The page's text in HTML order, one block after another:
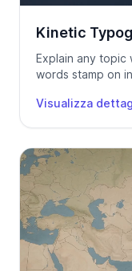
Kinetic
Explain any
words stamp on
Visualizza